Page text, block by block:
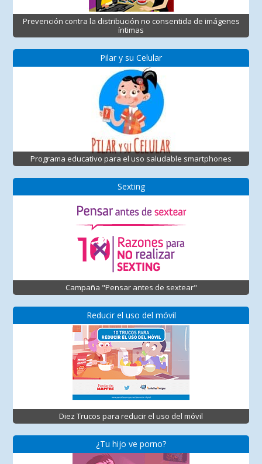
Prevención contra la distribución no consentida de imágenes
íntimas
Pilar y su Celular
Programa educativo para el uso saludable smartphones
Sexting
Campaña "Pensar antes de sextear"
Reducir el uso del móvil
Diez Trucos para reducir el uso del móvil
¿Tu hijo ve porno?